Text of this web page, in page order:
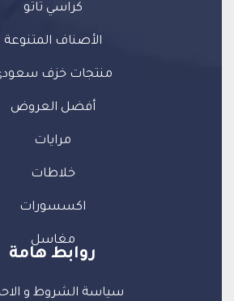
كراسي تاتو
الأصناف المتنوعة
منتجات خزف
أفضل العروض
مرايات
خلاطات
اكسسورات
مغاسل
روابط هامة
سياسة الشروط و